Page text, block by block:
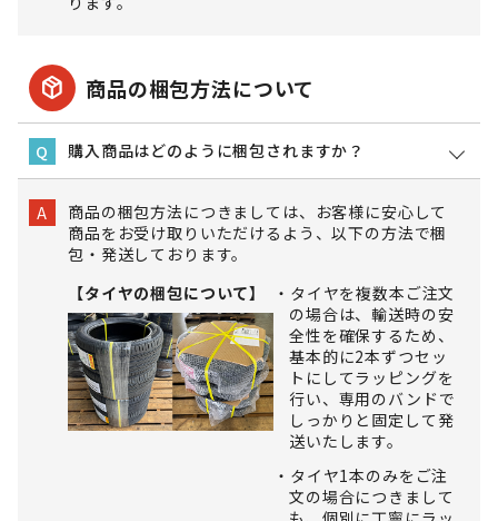
package_2 商品の梱包方法について
Q 購入商品はどのように梱包されますか？
A
商品の梱包方法につきましては、お客様に安心して
商品をお受け取りいただけるよう、以下の方法で梱
包・発送しております。
【タイヤの梱包について】
タイヤを複数本ご注文
の場合は、輸送時の安
全性を確保するため、
基本的に2本ずつセッ
トにしてラッピングを
行い、専用のバンドで
しっかりと固定して発
送いたします。
タイヤ1本のみをご注
文の場合につきまして